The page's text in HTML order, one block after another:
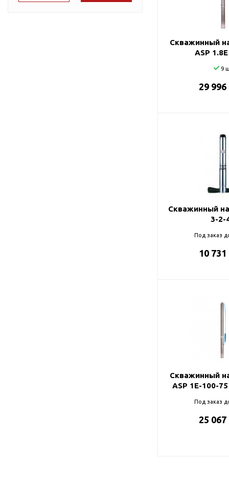
Подшипники
Джилекс
Скважинный
ASP
9
29 996
Скважинный
3-2-
Под заказ
10 731
Скважинный
ASP 1E-100-
Под заказ
25 067